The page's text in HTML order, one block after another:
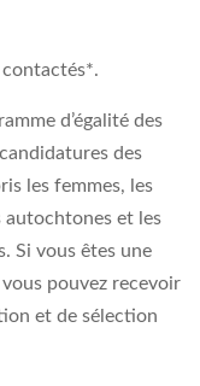
d’égalité des
des
les femmes, les
autochtones et les
Si vous êtes une
pouvez recevoir
et de sélection